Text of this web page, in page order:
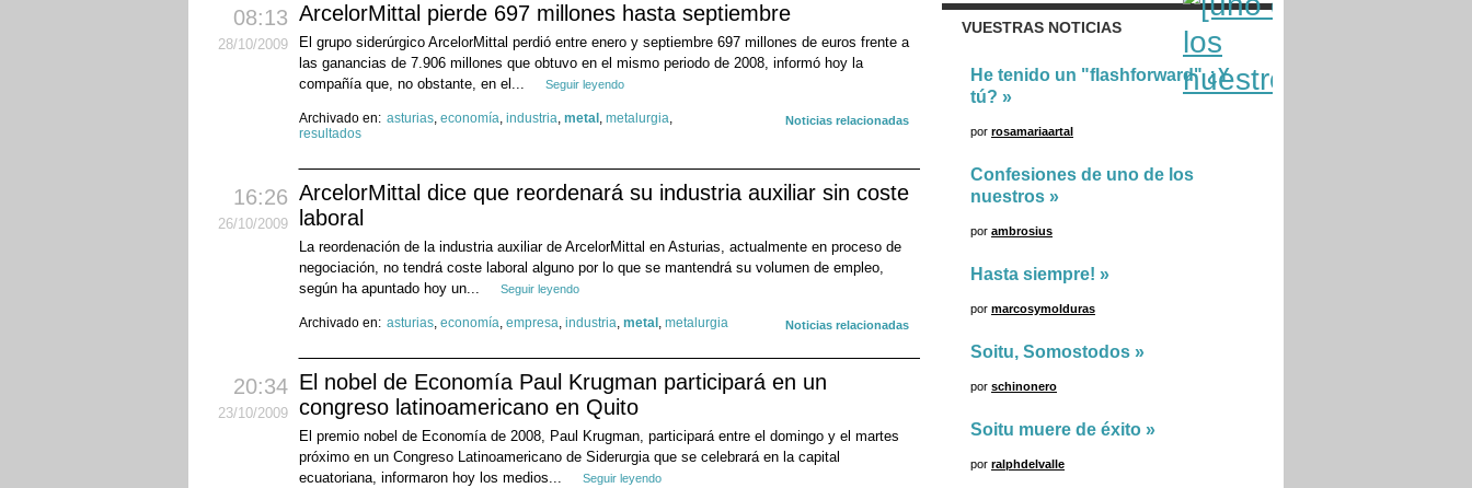
VUESTRAS NOTICIAS
He tenido un "flashforward" ¿Y
tú? »
por rosamariaartal
Confesiones de uno de los
nuestros »
por ambrosius
Hasta siempre! »
por marcosymolduras
Soitu, Somostodos »
por schinonero
Soitu muere de éxito »
por ralphdelvalle
08:13
28/10/2009
ArcelorMittal pierde 697 millones hasta septiembre
El grupo siderúrgico ArcelorMittal perdió entre enero y septiembre 697 millones de euros frente a
las ganancias de 7.906 millones que obtuvo en el mismo periodo de 2008, informó hoy la
compañía que, no obstante, en el...
Seguir leyendo
Noticias relacionadas
Archivado en: asturias, economía, industria, metal , metalurgia,
resultados
16:26
26/10/2009
ArcelorMittal dice que reordenará su industria auxiliar sin coste
laboral
La reordenación de la industria auxiliar de ArcelorMittal en Asturias, actualmente en proceso de
negociación, no tendrá coste laboral alguno por lo que se mantendrá su volumen de empleo,
según ha apuntado hoy un...
Seguir leyendo
Noticias relacionadas
Archivado en: asturias, economía, empresa, industria, metal , metalurgia
20:34
23/10/2009
El nobel de Economía Paul Krugman participará en un
congreso latinoamericano en Quito
El premio nobel de Economía de 2008, Paul Krugman, participará entre el domingo y el martes
próximo en un Congreso Latinoamericano de Siderurgia que se celebrará en la capital
ecuatoriana, informaron hoy los medios...
Seguir leyendo